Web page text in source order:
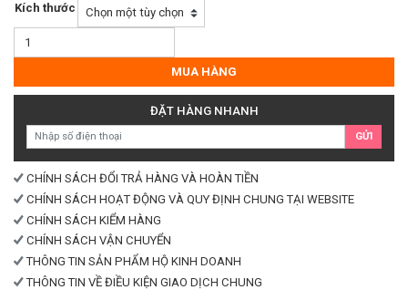
Kích thước
Gấu
Hoa
lượng
MUA HÀNG
ĐẶT HÀNG NHANH
GỬI
CHÍNH SÁCH ĐỔI TRẢ HÀNG VÀ HOÀN TIỀN
CHÍNH SÁCH HOẠT ĐỘNG VÀ QUY ĐỊNH CHUNG TẠI WEBSITE
CHÍNH SÁCH KIỂM HÀNG
CHÍNH SÁCH VẬN CHUYỂN
THÔNG TIN SẢN PHẨM HỘ KINH DOANH
THÔNG TIN VỀ ĐIỀU KIỆN GIAO DỊCH CHUNG